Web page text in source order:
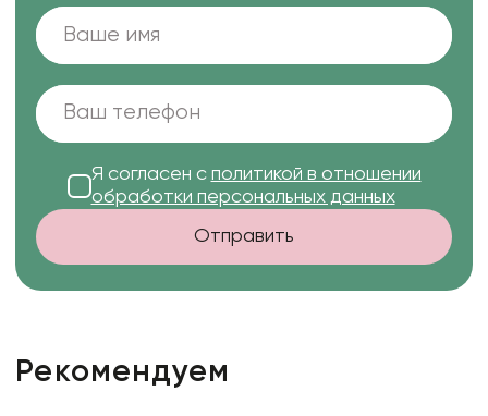
Я согласен с политикой в отношении
обработки персональных данных
Отправить
Рекомендуем